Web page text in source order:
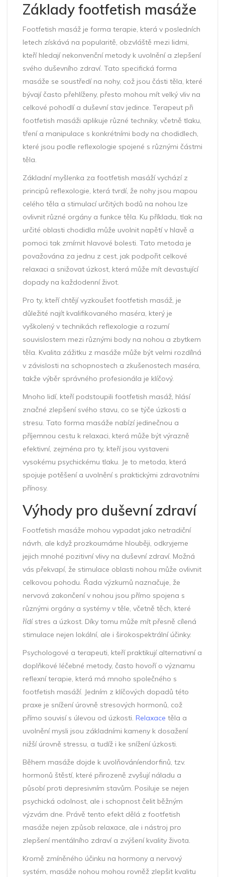
Základy footfetish masáže
Footfetish masáž je forma terapie, která v posledních
letech získává na popularitě, obzvláště mezi lidmi,
kteří hledají nekonvenční metody k uvolnění a zlepšení
svého duševního zdraví. Tato specifická forma
masáže se soustředí na nohy, což jsou části těla, které
bývají často přehlíženy, přesto mohou mít velký vliv na
celkové pohodlí a duševní stav jedince. Terapeut při
footfetish masáži aplikuje různé techniky, včetně tlaku,
tření a manipulace s konkrétními body na chodidlech,
které jsou podle reflexologie spojené s různými částmi
těla.
Základní myšlenka za footfetish masáží vychází z
principů reflexologie, která tvrdí, že nohy jsou mapou
celého těla a stimulací určitých bodů na nohou lze
ovlivnit různé orgány a funkce těla. Ku příkladu, tlak na
určité oblasti chodidla může uvolnit napětí v hlavě a
pomoci tak zmírnit hlavové bolesti. Tato metoda je
považována za jednu z cest, jak podpořit celkové
relaxaci a snižovat úzkost, která může mít devastující
dopady na každodenní život.
Pro ty, kteří chtějí vyzkoušet footfetish masáž, je
důležité najít kvalifikovaného maséra, který je
vyškolený v technikách reflexologie a rozumí
souvislostem mezi různými body na nohou a zbytkem
těla. Kvalita zážitku z masáže může být velmi rozdílná
v závislosti na schopnostech a zkušenostech maséra,
takže výběr správného profesionála je klíčový.
Mnoho lidí, kteří podstoupili footfetish masáž, hlásí
značné zlepšení svého stavu, co se týče úzkosti a
stresu. Tato forma masáže nabízí jedinečnou a
příjemnou cestu k relaxaci, která může být výrazně
efektivní, zejména pro ty, kteří jsou vystaveni
vysokému psychickému tlaku. Je to metoda, která
spojuje potěšení a uvolnění s praktickými zdravotními
přínosy.
Výhody pro duševní zdraví
Footfetish masáže mohou vypadat jako netradiční
návrh, ale když prozkoumáme hlouběji, odkryjeme
jejich mnohé pozitivní vlivy na duševní zdraví. Možná
vás překvapí, že stimulace oblasti nohou může ovlivnit
celkovou pohodu. Řada výzkumů naznačuje, že
nervová zakončení v nohou jsou přímo spojena s
různými orgány a systémy v těle, včetně těch, které
řídí stres a úzkost. Díky tomu může mít přesně cílená
stimulace nejen lokální, ale i širokospektrální účinky.
Psychologové a terapeuti, kteří praktikují alternativní a
doplňkové léčebné metody, často hovoří o významu
reflexní terapie, která má mnoho společného s
footfetish masáží. Jedním z klíčových dopadů této
praxe je snížení úrovně stresových hormonů, což
přímo souvisí s úlevou od úzkosti. Relaxace těla a
uvolnění mysli jsou základními kameny k dosažení
nižší úrovně stressu, a tudíž i ke snížení úzkosti.
Během masáže dojde k uvolňováníendorfinů, tzv.
hormonů štěstí, které přirozeně zvyšují náladu a
působí proti depresivním stavům. Posiluje se nejen
psychická odolnost, ale i schopnost čelit běžným
výzvám dne. Právě tento efekt dělá z footfetish
masáže nejen způsob relaxace, ale i nástroj pro
zlepšení mentálního zdraví a zvýšení kvality života.
Kromě zmíněného účinku na hormony a nervový
systém, masáže nohou mohou rovněž zlepšit kvalitu